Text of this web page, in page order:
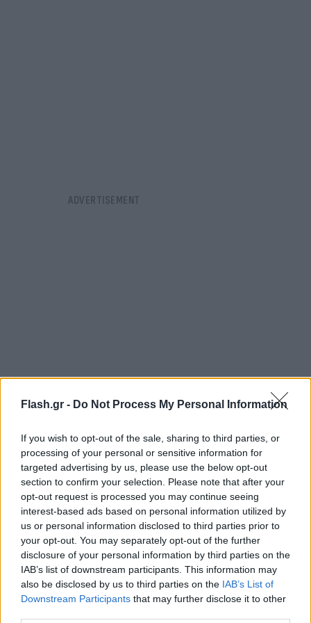
Flash.gr - Do Not Process My Personal Information
If you wish to opt-out of the sale, sharing to third parties, or
processing of your personal or sensitive information for
targeted advertising by us, please use the below opt-out
section to confirm your selection. Please note that after your
opt-out request is processed you may continue seeing
interest-based ads based on personal information utilized by
us or personal information disclosed to third parties prior to
your opt-out. You may separately opt-out of the further
disclosure of your personal information by third parties on the
IAB’s list of downstream participants. This information may
also be disclosed by us to third parties on the IAB’s List of
Downstream Participants that may further disclose it to other
Στο σημείο της επίθεσης, η ίδια αντίκρυσε μια
σκηνή φρίκης: «Όλα τα σκυλιά που ήταν εκεί,
εκείνη τη στιγμή, ήταν νεκρά»
Στον λογαριασμό της στο Facebook, ανέφερε ότι
πέντε κλουβιά, στα οποία βρίσκονταν ζώα,
καταστράφηκαν ολοσχερώς, ενώ 25 άλλα
υπέστησαν σοβαρές ζημιές. Ένα κτίριο επίσης
επλήγη από την έκρηξη.